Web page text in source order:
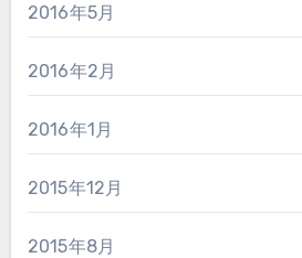
2016年5月
2016年2月
2016年1月
2015年12月
2015年8月